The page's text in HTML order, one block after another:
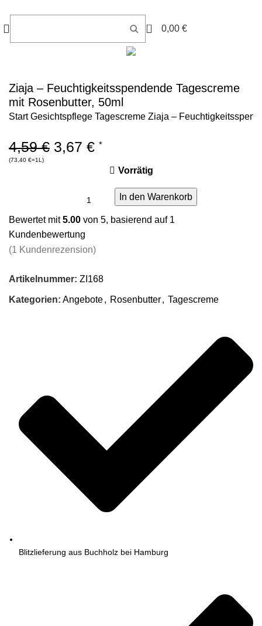
0 0,00 €
Ziaja – Feuchtigkeitsspendende Tagescreme
mit Rosenbutter, 50ml
StartGesichtspflege Tagescreme Ziaja –
4,59€ 3,67 € *
(73,40 €=1L)
Vorrätig
In den Warenkorb
Bewertet mit5.00 von 5, basierend auf 1
Kundenbewertung
(1 Kundenrezension)
Artikelnummer: ZI168
Kategorien: Angebote, Rosenbutter, Tagescreme
Blitzlieferung aus Buchholz bei Hamburg